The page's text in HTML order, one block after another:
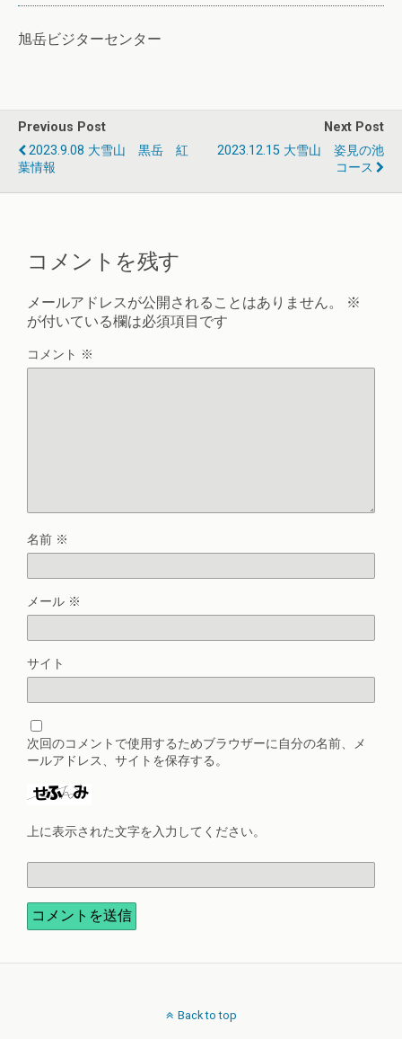
旭岳ビジターセンター
Previous Post
2023.9.08 大雪山 黒岳 紅
葉情報
Next Post
2023.12.15 大雪山 姿見の池
コース
コメントを残す
メールアドレスが公開されることはありません。
※
が付いている欄は必須項目です
コメント ※
名前 ※
メール ※
サイト
次回のコメントで使用するためブラウザーに自分の名前、メ
ールアドレス、サイトを保存する。
上に表示された文字を入力してください。
Back to top